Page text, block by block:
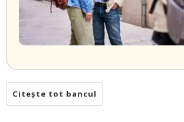
Citește tot bancul